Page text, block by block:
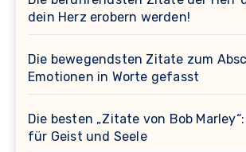
dein Herz erobern werden!
Die bewegendsten Zitate zum
Emotionen in Worte gefasst
Die besten „Zitate von Bob
für Geist und Seele